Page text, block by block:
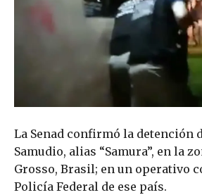
La Senad confirmó la detención
Samudio, alias “Samura”, en la
Grosso, Brasil; en un operativo
Policía Federal de ese país.